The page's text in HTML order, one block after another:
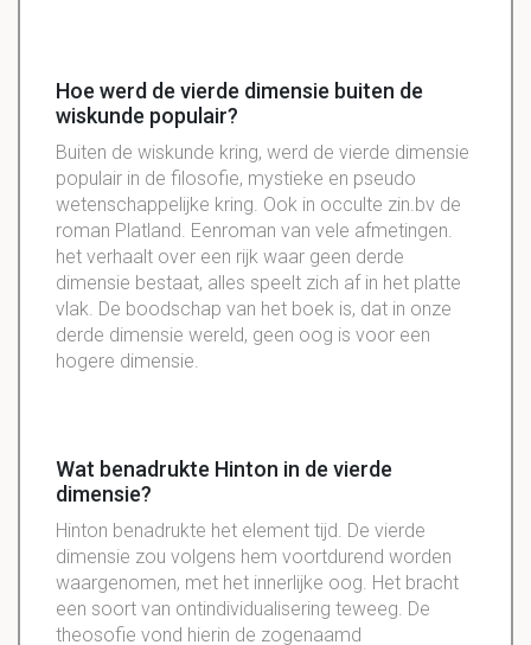
Hoe werd de vierde dimensie buiten de
wiskunde populair?
Buiten de wiskunde kring, werd de vierde dimensie
populair in de filosofie, mystieke en pseudo
wetenschappelijke kring. Ook in occulte zin.bv de
roman Platland. Eenroman van vele afmetingen.
het verhaalt over een rijk waar geen derde
dimensie bestaat, alles speelt zich af in het platte
vlak. De boodschap van het boek is, dat in onze
derde dimensie wereld, geen oog is voor een
hogere dimensie.
Wat benadrukte Hinton in de vierde
dimensie?
Hinton benadrukte het element tijd. De vierde
dimensie zou volgens hem voortdurend worden
waargenomen, met het innerlijke oog. Het bracht
een soort van ontindividualisering teweeg. De
theosofie vond hierin de zogenaamd